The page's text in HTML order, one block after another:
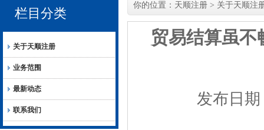
栏目分类
关于天顺注册
业务范围
最新动态
联系我们
你的位置： 天顺注册 > 关于天顺注
贸易结算虽不
发布日